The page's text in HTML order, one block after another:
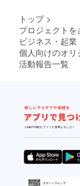
トップ >
プロジェクトを
ビジネス・起業
個人向けのオ
活動報告一覧